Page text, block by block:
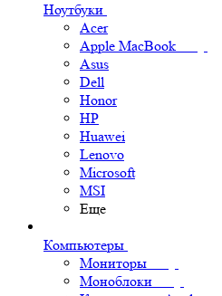
Ноутбуки
Acer
Apple MacBook
Asus
Dell
Honor
HP
Huawei
Lenovo
Microsoft
MSI
Еще
Компьютеры
Мониторы
Моноблоки